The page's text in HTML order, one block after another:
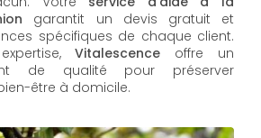
garantit un devis gratuit et
spécifiques de chaque client.
Vitalescence offre un
de qualité pour préserver
être à domicile.